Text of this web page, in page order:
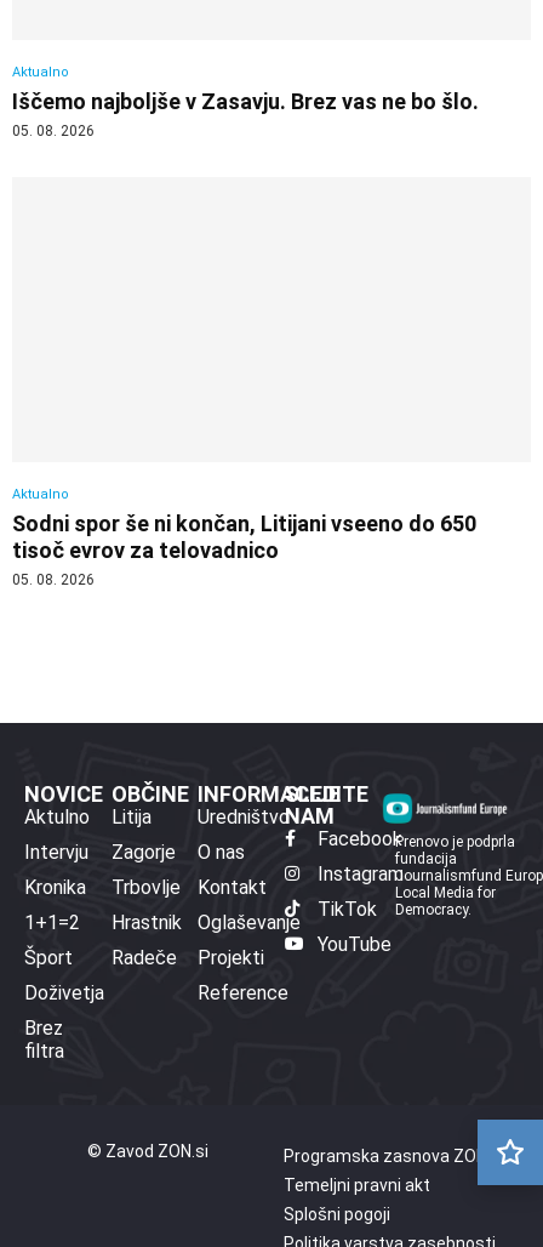
Aktualno
Iščemo najboljše v Zasavju. Brez vas ne bo šlo.
05. 08. 2026
Aktualno
Sodni spor še ni končan, Litijani vseeno do 650
tisoč evrov za telovadnico
05. 08. 2026
NOVICE
Aktulno
Intervju
Kronika
1+1=2
Šport
Doživetja
Brez
filtra
OBČINE
Litija
Zagorje
Trbovlje
Hrastnik
Radeče
INFORMACIJE
Uredništvo
O nas
Kontakt
Oglaševanje
Projekti
Reference
SLEDITE
NAM
Facebook
Instagram
TikTok
YouTube
Prenovo je podprla
fundacija
Journalismfund
Local Media for
Democracy.
© Zavod ZON.si
Programska zasnova ZON
Temeljni pravni akt
Splošni pogoji